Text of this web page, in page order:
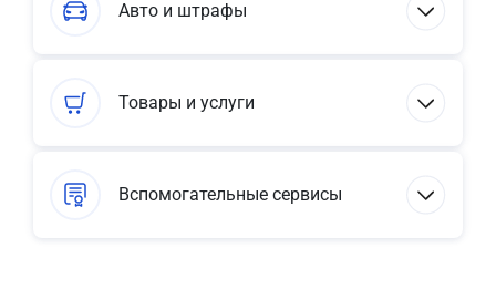
Авто и штрафы
Товары и услуги
Вспомогательные сервисы